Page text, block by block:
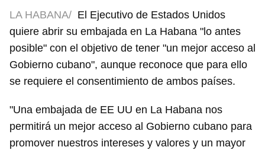
LA HABANA/ El Ejecutivo de Estados Unidos
quiere abrir su embajada en La Habana "lo antes
posible" con el objetivo de tener "un mejor acceso al
Gobierno cubano", aunque reconoce que para ello
se requiere el consentimiento de ambos países.
"Una embajada de EE UU en La Habana nos
permitirá un mejor acceso al Gobierno cubano para
promover nuestros intereses y valores y un mayor